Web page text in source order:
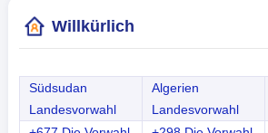
Willkürlich
Südsudan
Landesvorwahl
Algerien
Landesvorwahl